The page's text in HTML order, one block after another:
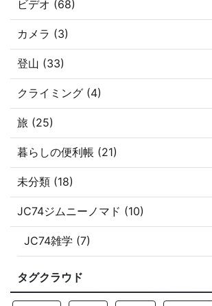
ビデオ (68)
カメラ (3)
登山 (33)
クライミング (4)
旅 (25)
暮らしの便利帳 (21)
未分類 (18)
JC74ジムニーノマド (10)
JC74雑学 (7)
タグクラウド